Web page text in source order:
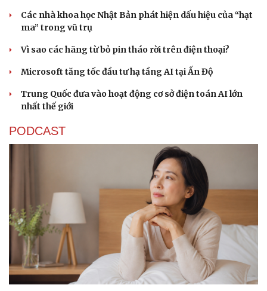
Phòng mạch online
Ăn sạch sống khỏe
Các nhà khoa học Nhật Bản phát hiện dấu hiệu của “hạt
ma” trong vũ trụ
Vì sao các hãng từ bỏ pin tháo rời trên điện thoại?
Microsoft tăng tốc đầu tư hạ tầng AI tại Ấn Độ
Trung Quốc đưa vào hoạt động cơ sở điện toán AI lớn
nhất thế giới
PODCAST